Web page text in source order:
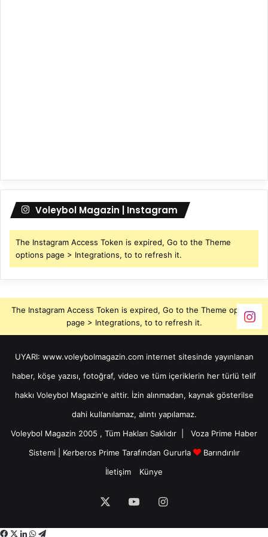
Voleybol Magazin | Instagram
The Instagram Access Token is expired, Go to the Theme
options page > Integrations, to to refresh it.
The Instagram Access Token is expired, Go to the Theme options
page > Integrations, to to refresh it.
UYARI: www.voleybolmagazin.com internet sitesinde yayınlanan
haber, köşe yazısı, fotoğraf, video ve tüm içeriklerin her türlü telif
hakkı Voleybol Magazin'e aittir. İzin alınmadan, kaynak gösterilse
dahi kullanılamaz, alıntı yapılamaz.
Voleybol Magazin 2005 , Tüm Hakları Saklıdır | Voza Prime Haber
Sistemi| Kerberos Prime Tarafından Gururla
Barındırılır
İletişim
Künye
YouTubeInstagram
Facebook
X LinkedIn
WhatsApp